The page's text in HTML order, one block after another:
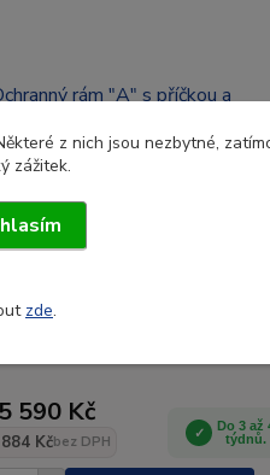
rám "A" s příčkou a
590 Kč
Kčbez DPH
Do 3 až
týdnů.
z nich jsou nezbytné,
zážitek.
zde.